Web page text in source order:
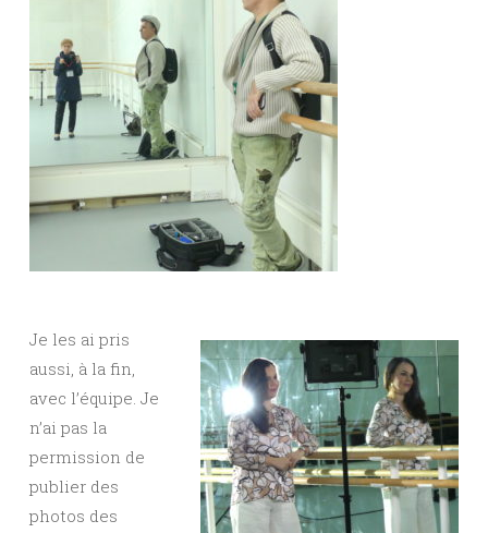
Je les ai pris
aussi, à la fin,
avec l’équipe. Je
n’ai pas la
permission de
publier des
photos des